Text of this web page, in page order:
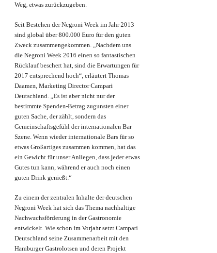
Weg, etwas zurückzugeben.
Seit Bestehen der Negroni Week im Jahr 2013
sind global über 800.000 Euro für den guten
Zweck zusammengekommen. „Nachdem uns
die Negroni Week 2016 einen so fantastischen
Rücklauf beschert hat, sind die Erwartungen für
2017 entsprechend hoch“, erläutert Thomas
Daamen, Marketing Director Campari
Deutschland. „Es ist aber nicht nur der
bestimmte Spenden-Betrag zugunsten einer
guten Sache, der zählt, sondern das
Gemeinschaftsgefühl der internationalen Bar-
Szene. Wenn wieder internationale Bars für so
etwas Großartiges zusammen kommen, hat das
ein Gewicht für unser Anliegen, dass jeder etwas
Gutes tun kann, während er auch noch einen
guten Drink genießt.“
Zu einem der zentralen Inhalte der deutschen
Negroni Week hat sich das Thema nachhaltige
Nachwuchsförderung in der Gastronomie
entwickelt. Wie schon im Vorjahr setzt Campari
Deutschland seine Zusammenarbeit mit den
Hamburger Gastrolotsen und deren Projekt